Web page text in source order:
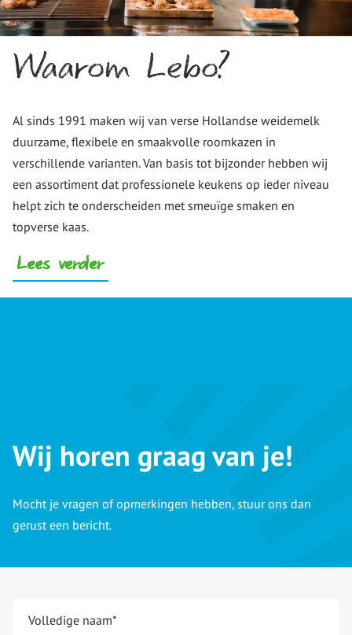
Waarom Lebo?
Al sinds 1991 maken wij van verse Hollandse weidemelk
duurzame, flexibele en smaakvolle roomkazen in
verschillende varianten. Van basis tot bijzonder hebben wij
een assortiment dat professionele keukens op ieder niveau
helpt zich te onderscheiden met smeuïge smaken en
topverse kaas.
Lees verder
Wij horen graag van je!
Mocht je vragen of opmerkingen hebben, stuur ons dan
gerust een bericht.
Volledige naam*